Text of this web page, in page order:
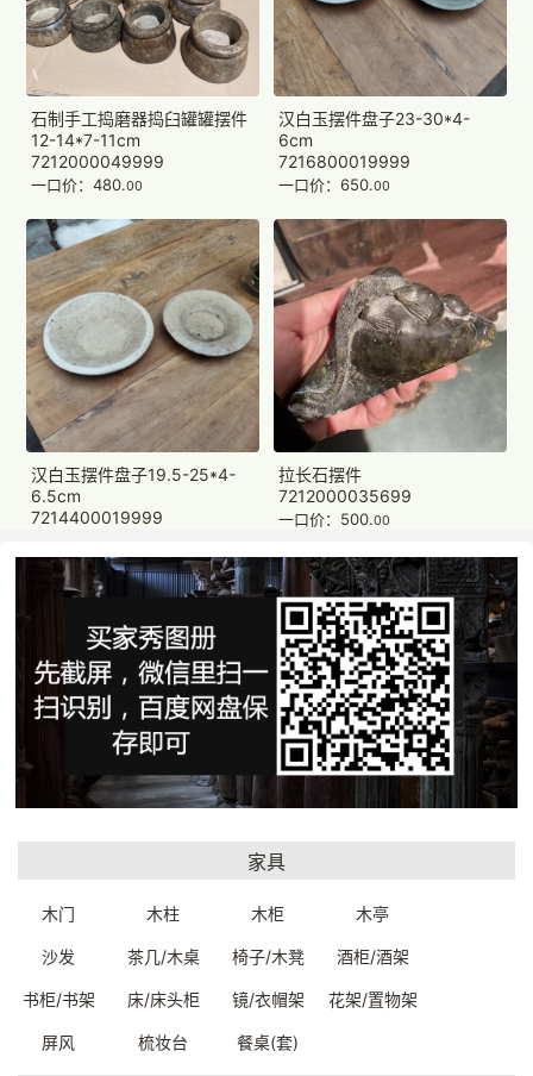
石制手工捣磨器捣臼罐罐摆件
12-14*7-11cm
7212000049999
一口价：480.00
汉白玉摆件盘子23-30*4-
6cm
7216800019999
一口价：650.00
汉白玉摆件盘子19.5-25*4-
6.5cm
7214400019999
拉长石摆件
7212000035699
一口价：500.00
7248000059999
一口价：1900.
家具
木门 木柱 木柜 木亭
沙发 茶几/木桌 椅子/木凳 酒柜/酒架
书柜/书架 床/床头柜 镜/衣帽架 花架/置物架
屏风 梳妆台 餐桌(套)